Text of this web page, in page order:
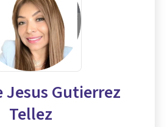
Jesus Gutierrez
Tellez